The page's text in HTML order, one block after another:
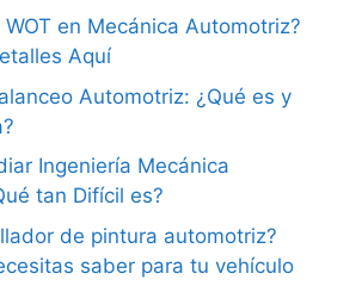
en Mecánica Automotriz?
Aquí
Automotriz: ¿Qué es y
Ingeniería Mecánica
tan Difícil es?
de pintura automotriz?
saber para tu vehículo